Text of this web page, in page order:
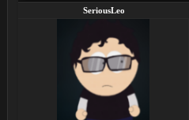
SeriousLeo